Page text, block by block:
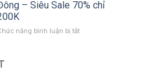
số
Lê
thông
Hoà
– Siêu Sale 70% chỉ
năng bình luận bị tắtở